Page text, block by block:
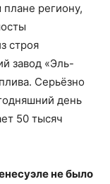
региону,
строя
завод «Эль-
Серьёзно
день
50 тысяч
не было